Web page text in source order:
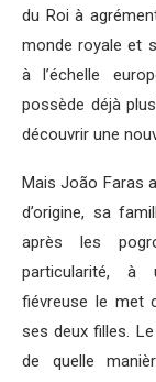
du Roi à
monde royale et
à l’échelle
possède déjà
découvrir une
Mais João Faras
d’origine, sa
après les
particularité, à
fiévreuse le met
ses deux filles.
de quelle